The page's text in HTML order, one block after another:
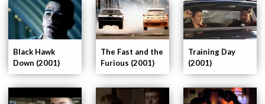
Training Day
(2001)
The Fast and the
Furious (2001)
Black Hawk
Down (2001)